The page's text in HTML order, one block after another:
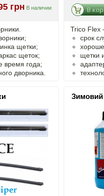
грн В наличии
щетки;
щеток;
время года;
дворника.
В
Trico Flex
срок
щетки
Зимовий